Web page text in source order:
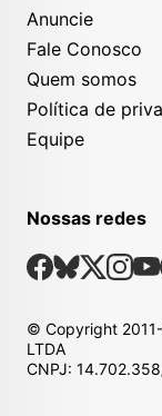
Anuncie
Fale Conosco
Quem somos
Política de
Equipe
Nossas redes
Nossas Redes
Facebook
Bsky
X
© Copyright
LTDA
CNPJ: